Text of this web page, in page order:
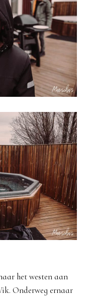
het westen aan
Onderweg ernaar